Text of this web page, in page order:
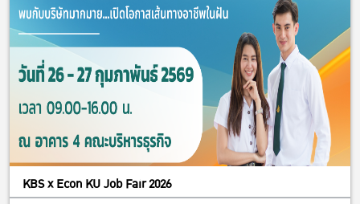
Prof. Yves Tiberghien
Dean & Director of MA Program
TSE Distinguished Professor
Prof. Vorada Limjaroenrat
Postdoctoral Researcher
Wednesday, 28 January 2026
11:00 – 11:40 AM
Room EC5205, Building 5
KBS x Econ KU Job Fair 2026